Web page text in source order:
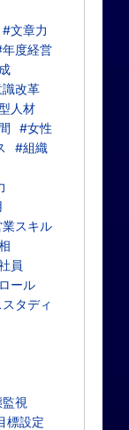
#文章力
度経営
改革
人材
#女性
#組織
スキル
員
ール
タディ
視
標設定